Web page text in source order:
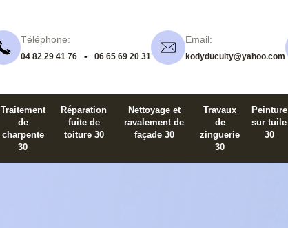
Téléphone:
04 82 29 41 76 - 06 65 69 20 31
Email:
kodyduculty@yahoo.com
Traitement
de
charpente
30
Réparation
fuite de
toiture 30
Nettoyage et
ravalement de
façade 30
Travaux
de
zinguerie
30
Peinture
sur tuile
30